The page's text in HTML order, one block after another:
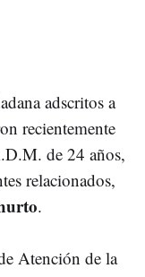
adscritos a
recientemente
de 24 años,
relacionados,
.
Atención de la